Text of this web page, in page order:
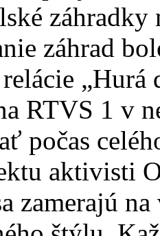
záhradky
záhrad
„Hurá
RTVS 1 v
počas
aktivisti
zamerajú